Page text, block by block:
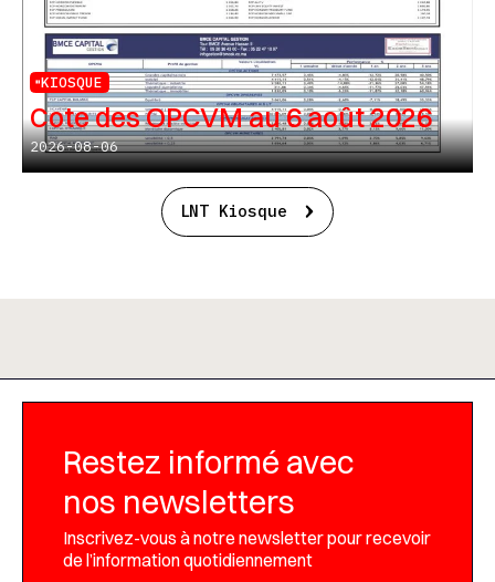
KIOSQUE
Cote des OPCVM au 6 août 2026
2026-08-06
LNT Kiosque
Restez informé avec
nos newsletters
Inscrivez-vous à notre newsletter pour recevoir
de l’information quotidiennement